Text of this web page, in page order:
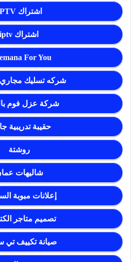
اشتراك IPTV
اشتراك iptv
For You
شركه تسليك مجاري
شركة عزل فوم
حقيبة تدريبية
روشتة
شاليهات
إعلانات مبوبة
تصميم متاجر
صيانة تكييف تي